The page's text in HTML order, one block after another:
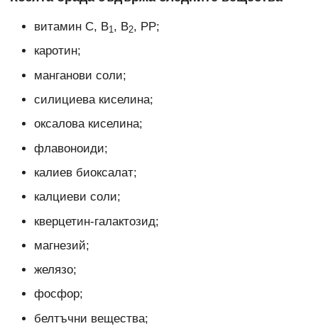
витамин С, В1, В2, РР;
каротин;
манганови соли;
силициева киселина;
оксалова киселина;
флавоноиди;
калиев биоксалат;
калциеви соли;
кверцетин-галактозид;
магнезий;
желязо;
фосфор;
белтъчни вещества;